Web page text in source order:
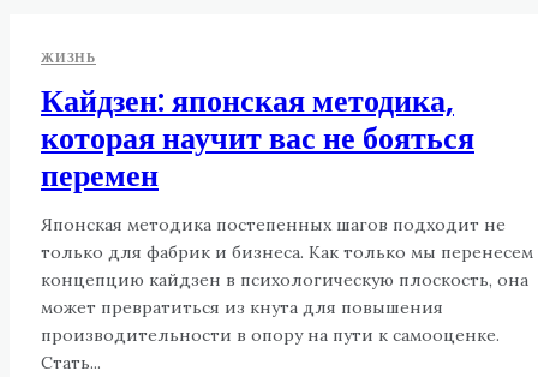
ЖИЗНЬ
Кайдзен: японская методика,
которая научит вас не бояться
перемен
Японская методика постепенных шагов подходит не
только для фабрик и бизнеса. Как только мы перенесем
концепцию кайдзен в психологическую плоскость, она
может превратиться из кнута для повышения
производительности в опору на пути к самооценке.
Стать...